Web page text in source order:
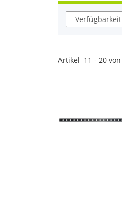
Verfügbarkeit
Artikel 11 - 20 von